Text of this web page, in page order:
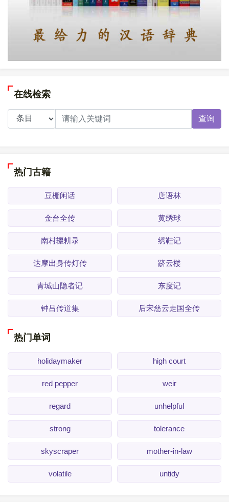
在线检索
查询
热门古籍
豆棚闲话 唐语林
金台全传 黄绣球
南村辍耕录 绣鞋记
达摩出身传灯传 跻云楼
青城山隐者记 东度记
钟吕传道集 后宋慈云走国全传
热门单词
holidaymaker high court
red pepper weir
regard unhelpful
strong tolerance
skyscraper mother-in-law
volatile untidy